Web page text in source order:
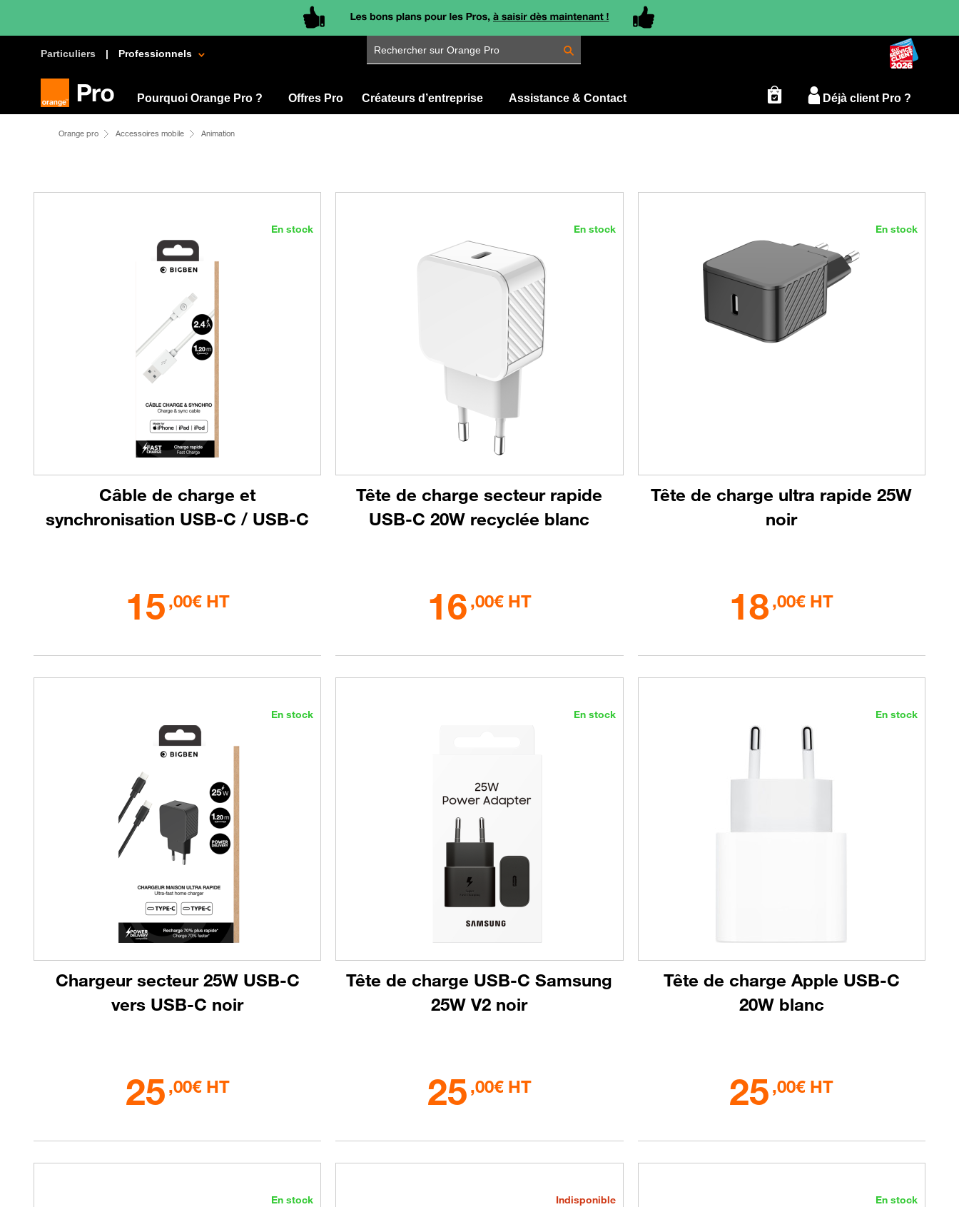
Particuliers Professionnels
Rechercher sur Orange Pro
Pourquoi Orange Pro ? Offres Pro Créateurs d’entreprise Assistance & Contact Déjà client Pro ?
Orange pro Accessoires mobile Animation
En stock
Câble de charge et
synchronisation USB-C / USB-C
15 ,00€ HT
En stock
Tête de charge secteur rapide
USB-C 20W recyclée blanc
16 ,00€ HT
En stock
Tête de charge ultra rapide 25W
noir
18 ,00€ HT
En stock
Chargeur secteur 25W USB-C
vers USB-C noir
25 ,00€ HT
En stock
Tête de charge USB-C Samsung
25W V2 noir
25 ,00€ HT
En stock
Tête de charge Apple USB-C
20W blanc
25 ,00€ HT
En stock Indisponible En stock